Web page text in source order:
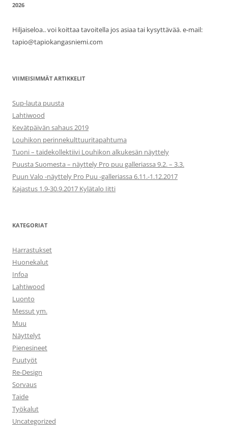
2026
Hiljaiseloa.. voi koittaa tavoitella jos asiaa tai kysyttävää. e-mail:
tapio@tapiokangasniemi.com
VIIMEISIMMÄT ARTIKKELIT
Sup-lauta puusta
Lahtiwood
Kevätpäivän sahaus 2019
Louhikon perinnekulttuuritapahtuma
Tuoni – taidekollektiivi Louhikon alkukesän näyttely
Puusta Suomesta – näyttely Pro puu galleriassa 9.2. – 3.3.
Puun Valo -näyttely Pro Puu -galleriassa 6.11.-1.12.2017
Kajastus 1.9-30.9.2017 Kylätalo Iitti
KATEGORIAT
Harrastukset
Huonekalut
Infoa
Lahtiwood
Luonto
Messut ym.
Muu
Näyttelyt
Pienesineet
Puutyöt
Re-Design
Sorvaus
Taide
Työkalut
Uncategorized